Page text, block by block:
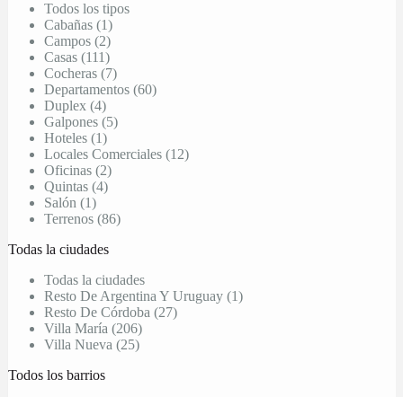
Todos los tipos
Cabañas (1)
Campos (2)
Casas (111)
Cocheras (7)
Departamentos (60)
Duplex (4)
Galpones (5)
Hoteles (1)
Locales Comerciales (12)
Oficinas (2)
Quintas (4)
Salón (1)
Terrenos (86)
Todas la ciudades
Todas la ciudades
Resto De Argentina Y Uruguay (1)
Resto De Córdoba (27)
Villa María (206)
Villa Nueva (25)
Todos los barrios